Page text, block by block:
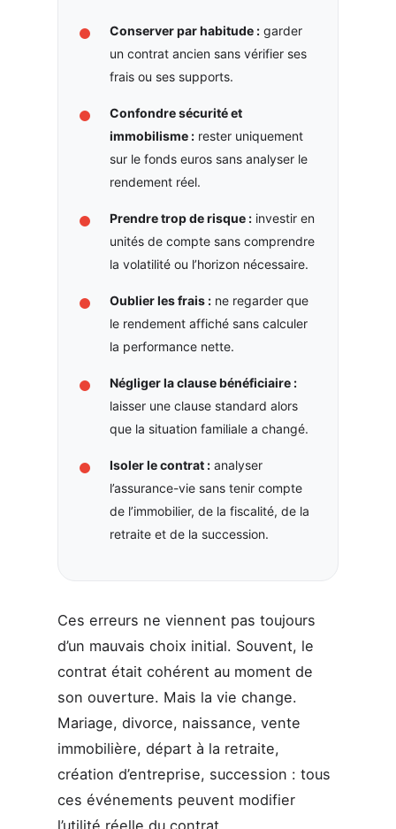
Conserver par habitude :garder
un contrat ancien sans vérifier ses
frais ou ses supports.
Confondre sécurité et
immobilisme :rester uniquement
sur le fonds euros sans analyser le
rendement réel.
Prendre trop de risque :investir en
unités de compte sans comprendre
la volatilité ou l’horizon nécessaire.
Oublier les frais :ne regarder que
le rendement affiché sans calculer
la performance nette.
Négliger la clause bénéficiaire :
laisser une clause standard alors
que la situation familiale a changé.
Isoler le contrat :analyser
l’assurance-vie sans tenir compte
de l’immobilier, de la fiscalité, de la
retraite et de la succession.
Ces erreurs ne viennent pas toujours
d’un mauvais choix initial. Souvent, le
contrat était cohérent au moment de
son ouverture. Mais la vie change.
Mariage, divorce, naissance, vente
immobilière, départ à la retraite,
création d’entreprise, succession : tous
ces événements peuvent modifier
l’utilité réelle du contrat.